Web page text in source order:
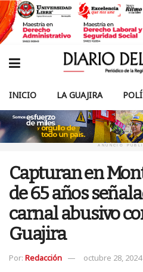
INICIO LA GUAJIRA
ANUNCIO
Capturan en
de 65 años
carnal abusivo
Guajira
Por: Redacción octubre 28, 2024